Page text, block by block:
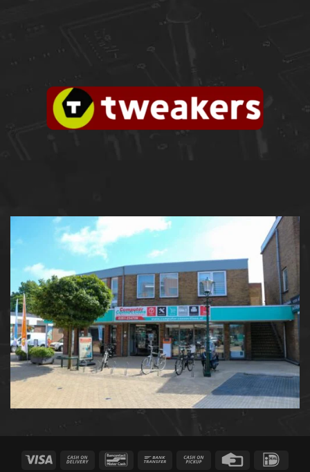
Visa
Cash
Bancontact Bank
Cash
Credit